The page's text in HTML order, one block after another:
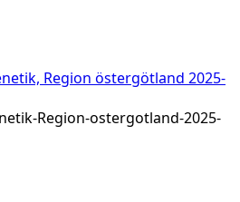
Region östergötland 2025-
Region-ostergotland-2025-